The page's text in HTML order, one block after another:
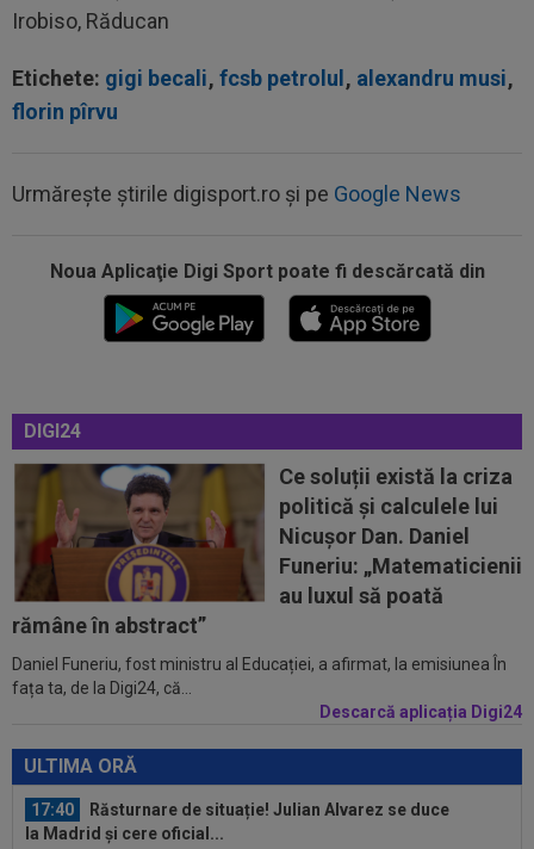
Irobiso, Răducan
Etichete: gigi becali, fcsb petrolul, alexandru musi,
florin pîrvu
Urmărește știrile digisport.ro și pe Google News
Noua Aplicaţie Digi Sport poate fi descărcată din
DIGI24
Ce soluții există la criza
politică și calculele lui
Nicușor Dan. Daniel
Funeriu: „Matematicienii
au luxul să poată
rămâne în abstract”
Daniel Funeriu, fost ministru al Educației, a afirmat, la emisiunea În
fața ta, de la Digi24, că...
Descarcă aplicația Digi24
ULTIMA ORĂ
16:57 EXCLUSIV
Promisiunea pe care i-a făcut-o
Ioan Varga lui Marius Șumudică
16:56
Petrolul - Oțelul, LIVE VIDEO, 18:30, Digi Sport
1. Echipele. Moldovenii s-au...
16:47
Ce ofertă: 115.000.000 de euro pentru
transferul lui Arda Guler!
16:46
Surpriză uriașă: Kylian Mbappe semnează!
”Acordul se încheie acum! O schimbare...
3-0, DGS 1. Mihai a majorat diferența. Penalty ratat...
17:40
Răsturnare de situație! Julian Alvarez se duce
la Madrid și cere oficial...